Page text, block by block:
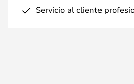
Servicio al cliente